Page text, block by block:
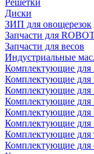
Решетки
Диски
ЗИП для овощерезок
Запчасти для
Запчасти для весов
Индустриальные
Комплектующие для
Комплектующие для
Комплектующие для
Комплектующие для
Комплектующие для
Комплектующие для
Комплектующие для
Комплектующие для